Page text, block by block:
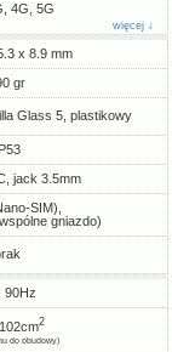
4G, 5G
więcej ↓
x 8.9 mm
gr
Glass 5, plastikowy
jack 3.5mm
SIM),
gniazdo)
90Hz
2
do obudowy)